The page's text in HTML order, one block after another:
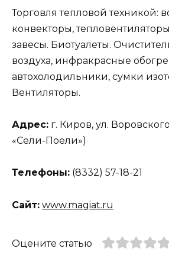
Торговля тепловой техникой:
конвекторы,
завесы. Биотуалеты.
воздуха, инфракрасные
автохолодильники, сумки
Вентиляторы.
Адрес: г. Киров, ул.
«Сели-Поели»)
Телефоны: (8332) 57-18-21
Сайт: www.magiat.ru
Оцените статью